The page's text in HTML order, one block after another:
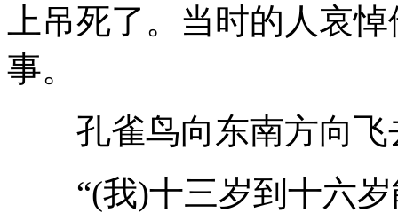
上吊死了。当时的人哀
事。
孔雀鸟向东南方向飞
“(我)十三岁到十六岁